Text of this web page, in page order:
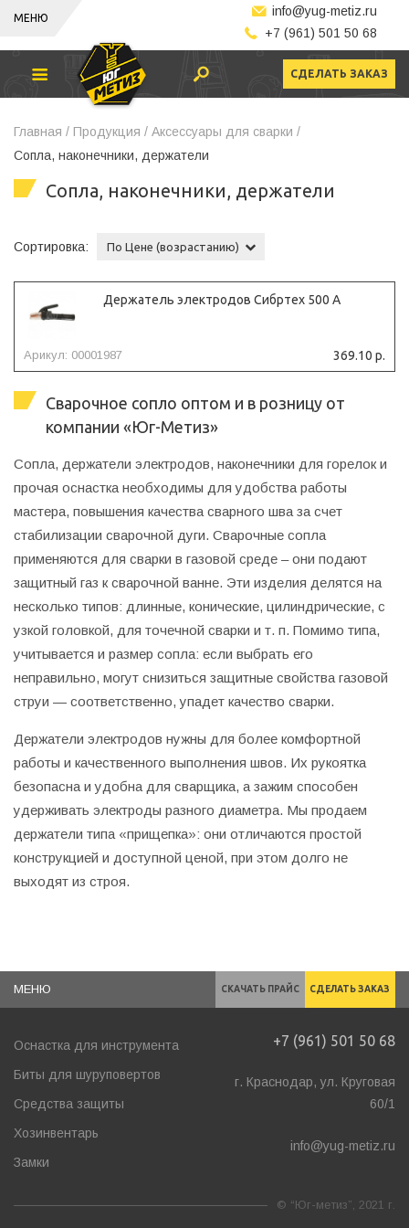
МЕНЮ
info@yug-metiz.ru
+7 (961) 501 50 68
СДЕЛАТЬ ЗАКАЗ
Главная / Продукция / Аксессуары для сварки /
Сопла, наконечники, держатели
Сопла, наконечники, держатели
Сортировка: По Цене (возрастанию)
Держатель электродов Сибртех 500 А
Арикул: 00001987 369.10 р.
Сварочное сопло оптом и в розницу от
компании «Юг-Метиз»
Сопла, держатели электродов, наконечники для горелок и
прочая оснастка необходимы для удобства работы
мастера, повышения качества сварного шва за счет
стабилизации сварочной дуги. Сварочные сопла
применяются для сварки в газовой среде – они подают
защитный газ к сварочной ванне. Эти изделия делятся на
несколько типов: длинные, конические, цилиндрические, с
узкой головкой, для точечной сварки и т. п. Помимо типа,
учитывается и размер сопла: если выбрать его
неправильно, могут снизиться защитные свойства газовой
струи — соответственно, упадет качество сварки.
Держатели электродов нужны для более комфортной
работы и качественного выполнения швов. Их рукоятка
безопасна и удобна для сварщика, а зажим способен
удерживать электроды разного диаметра. Мы продаем
держатели типа «прищепка»: они отличаются простой
конструкцией и доступной ценой, при этом долго не
выходят из строя.
МЕНЮ СКАЧАТЬ ПРАЙС СДЕЛАТЬ ЗАКАЗ
Оснастка для инструмента
Биты для шуруповертов
Средства защиты
Хозинвентарь
Замки
+7 (961) 501 50 68
г. Краснодар, ул. Круговая
60/1
info@yug-metiz.ru
© “Юг-метиз”, 2021 г.